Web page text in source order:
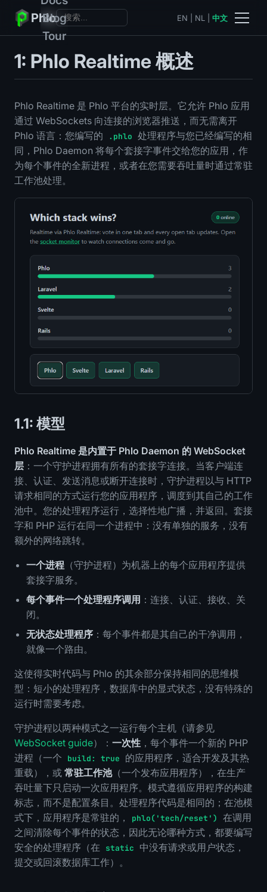
Phlo
Blog
Tour
EN NL 中文
1: Phlo Realtime 概述
Phlo Realtime 是 Phlo 平台的实时层。它允许 Phlo 应用
通过 WebSockets 向连接的浏览器推送，而无需离开
Phlo 语言：您编写的
.phlo 处理程序与您已经编写的相
同，Phlo Daemon 将每个套接字事件交给您的应用，作
为每个事件的全新进程，或者在您需要吞吐量时通过常驻
工作池处理。
1.1: 模型
Phlo Realtime 是内置于 Phlo Daemon 的 WebSocket
层 ：一个守护进程拥有所有的套接字连接。当客户端连
接、认证、发送消息或断开连接时，守护进程以与 HTTP
请求相同的方式运行您的应用程序，调度到其自己的工作
池中。您的处理程序运行，选择性地广播，并返回。套接
字和 PHP 运行在同一个进程中：没有单独的服务，没有
额外的网络跳转。
一个进程 （守护进程）为机器上的每个应用程序提供
套接字服务。
每个事件一个处理程序调用 ：连接、认证、接收、关
闭。
无状态处理程序 ：每个事件都是其自己的干净调用，
就像一个路由。
这使得实时代码与 Phlo 的其余部分保持相同的思维模
型：短小的处理程序，数据库中的显式状态，没有特殊的
运行时需要考虑。
守护进程以两种模式之一运行每个主机（请参见
WebSocket guide）： 一次性 ，每个事件一个新的 PHP
进程（一个
build: true
的应用程序，适合开发及其热
重载），或 常驻工作池（一个发布应用程序），在生产
吞吐量下只启动一次应用程序。模式遵循应用程序的构建
标志，而不是配置条目。处理程序代码是相同的；在池模
式下，应用程序是常驻的，
phlo('tech/reset')
在调用
之间清除每个事件的状态，因此无论哪种方式，都要编写
安全的处理程序（在
static
中没有请求或用户状态，
提交或回滚数据库工作）。